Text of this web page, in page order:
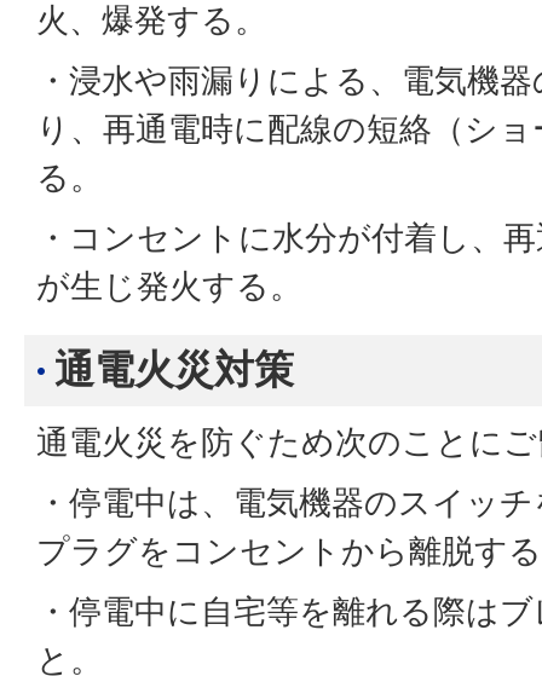
火、爆発する。
・浸水や雨漏りによる、電気機
り、再通電時に配線の短絡（シ
る。
・コンセントに水分が付着し、
が生じ発火する。
通電火災対策
通電火災を防ぐため次のことに
・停電中は、電気機器のスイッ
プラグをコンセントから離脱す
・停電中に自宅等を離れる際は
と。